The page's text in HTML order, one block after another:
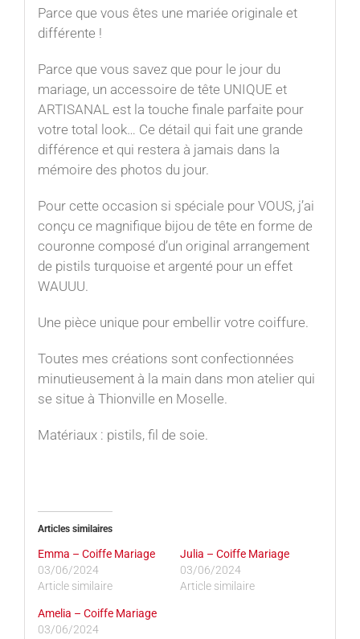
Parce que vous êtes une mariée originale et
différente !
Parce que vous savez que pour le jour du
mariage, un accessoire de tête UNIQUE et
ARTISANAL est la touche finale parfaite pour
votre total look… Ce détail qui fait une grande
différence et qui restera à jamais dans la
mémoire des photos du jour.
Pour cette occasion si spéciale pour VOUS, j’ai
conçu ce magnifique bijou de tête en forme de
couronne composé d’un original arrangement
de pistils turquoise et argenté pour un effet
WAUUU.
Une pièce unique pour embellir votre coiffure.
Toutes mes créations sont confectionnées
minutieusement à la main dans mon atelier qui
se situe à Thionville en Moselle.
Matériaux : pistils, fil de soie.
Articles similaires
Emma – Coiffe Mariage
03/06/2024
Article similaire
Julia – Coiffe Mariage
03/06/2024
Article similaire
Amelia – Coiffe Mariage
03/06/2024